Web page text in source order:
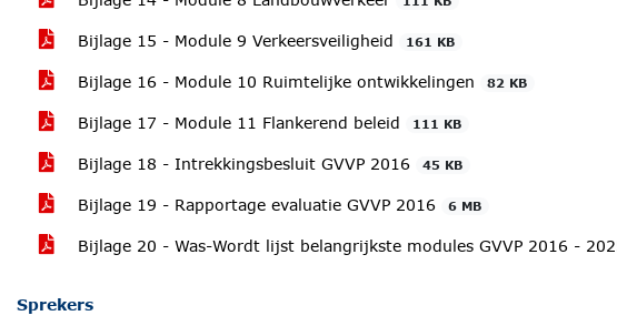
Bijlage 15 - Module 9 Verkeersveiligheid 161 KB
Bijlage 16 - Module 10 Ruimtelijke ontwikkelingen 82 KB
Bijlage 17 - Module 11 Flankerend beleid 111 KB
Bijlage 18 - Intrekkingsbesluit GVVP 2016 45 KB
Bijlage 19 - Rapportage evaluatie GVVP 2016 6 MB
Bijlage 20 - Was-Wordt lijst belangrijkste modules GVVP 2016 -
Sprekers